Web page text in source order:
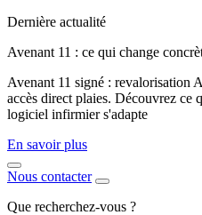
Dernière actualité
Avenant 11 : ce qui change
Avenant 11 signé : revalorisation
accès direct plaies. Découvrez ce
logiciel infirmier s'adapte
En savoir plus
Nous contacter
Que recherchez-vous ?